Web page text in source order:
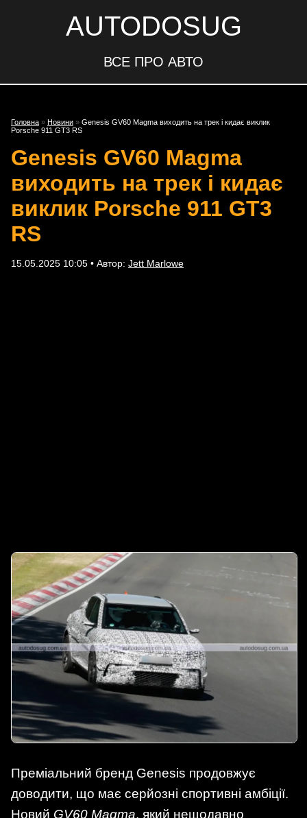
AUTODOSUG
ВСЕ ПРО АВТО
Головна » Новини » Genesis GV60 Magma виходить на трек і кидає виклик
Porsche 911 GT3 RS
Genesis GV60 Magma
виходить на трек і кидає
виклик Porsche 911 GT3
RS
15.05.2025 10:05 • Автор: Jett Marlowe
Преміальний бренд Genesis продовжує
доводити, що має серйозні спортивні амбіції.
Новий GV60 Magma, який нещодавно